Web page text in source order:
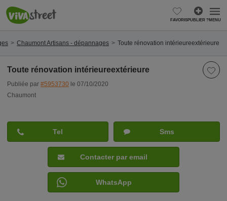
FAVORISPUBLIER ?MENU
Chaumont Artisans - dépannages Toute rénovation intérieureextérieure
Toute rénovation intérieureextérieure
Publiée par #5953730 le 07/10/2020
Chaumont
Tel Sms
Contacter par email
WhatsApp